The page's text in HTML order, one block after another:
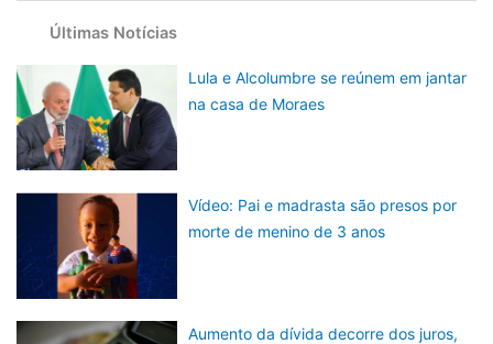
Últimas Notícias
Lula e Alcolumbre se reúnem em jantar
na casa de Moraes
Vídeo: Pai e madrasta são presos por
morte de menino de 3 anos
Aumento da dívida decorre dos juros,